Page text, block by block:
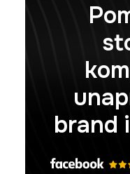
brand